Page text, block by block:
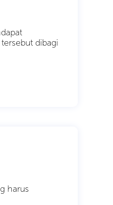
dibagi
harus